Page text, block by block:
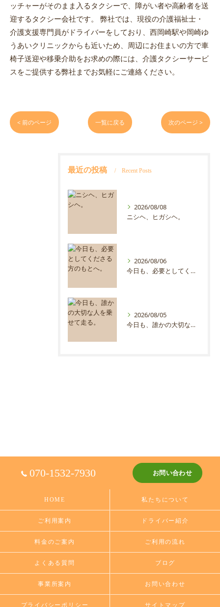
ッチャーがそのまま入るタクシーで、障がい者や高齢者を送
迎するタクシー会社です。 弊社では、現役の介護福祉士・
介護支援専門員がドライバーをしており、西岡崎駅や岡崎ゆ
うあいクリニックからも近いため、周辺にお住まいの方で車
椅子送迎や移乗介助をお求めの際には、介護タクシーサービ
スをご提供する弊社までお気軽にご連絡ください。
< 前のページ 一覧に戻る 次のページ >
最近の投稿 Recent Posts
2026/08/08
ニシヘ、ヒガシヘ。
2026/08/06
今日も、必要としてくださる方のもとへ。
2026/08/05
今日も、誰かの大切な人を乗せて走る。
070-1532-7930 お問い合わせ
HOME 私たちについて
ご利用案内 ドライバー紹介
料金のご案内 ご利用の流れ
よくある質問 ブログ
事業所案内 お問い合わせ
プライバシーポリシー サイトマップ